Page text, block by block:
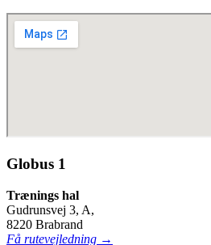
Globus 1
Trænings hal
Gudrunsvej 3, A,
8220 Brabrand
Få rutevejledning →